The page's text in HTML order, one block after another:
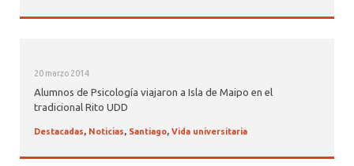
20 marzo 2014
Alumnos de Psicología viajaron a Isla de Maipo en el
tradicional Rito UDD
Destacadas, Noticias, Santiago, Vida universitaria